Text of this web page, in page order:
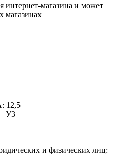
интернет-магазина и может
магазинах
12,5
У3
и физических лиц: